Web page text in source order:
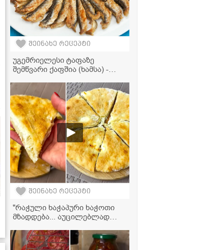
შეინახე რეცეპტი
უგემრიელესი ტაფაზე
შემწვარი ქაფშია (ხამსა) -
რეცეპტი
შეინახე რეცეპტი
"რაჭული ხაჭაპური ხაჭოთი
მზადდება... აუცილებლად
გამოდის" - რაჭული
ხაჭაპურის ვიდეორეცეპტი